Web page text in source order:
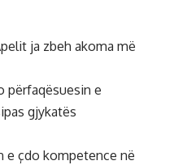
ja zbeh akoma më
përfaqësuesin e
gjykatës
e çdo kompetence në